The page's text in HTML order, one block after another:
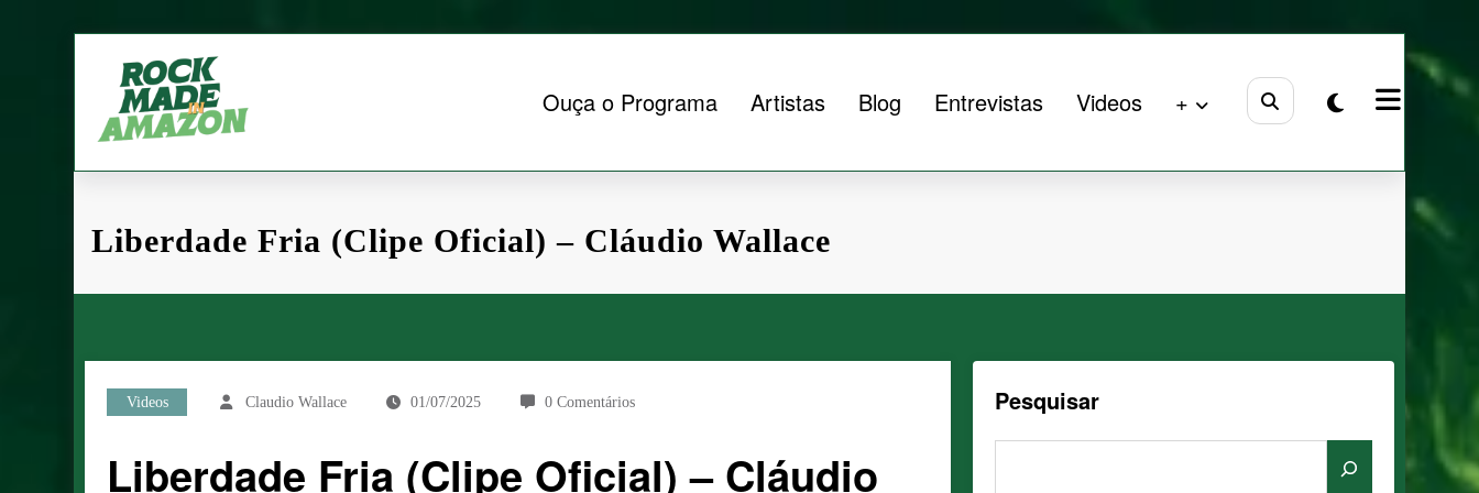
conteúdo
Ouça o Programa Artistas Blog Entrevistas Videos +
Liberdade Fria (Clipe Oficial) – Cláudio Wallace
Videos Claudio Wallace 01/07/2025 0 Comentários
Liberdade Fria (Clipe Oficial) – Cláudio
Pesquisar